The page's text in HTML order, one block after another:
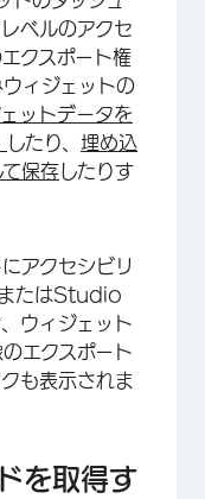
ベルのアクセ
クスポート権
ィジェットの
ットデータを
したり、 埋め込
保存したりす
アクセシビリ
たはStudio
ウィジェット
エクスポート
も表示されま
を取得す